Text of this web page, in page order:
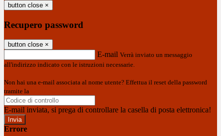
button close ×
Recupero password
button close ×
E-mail Verrà inviato un messaggio
all'indirizzo indicato con le istruzioni necessarie.
Non hai una e-mail associata al nome utente? Effettua il reset della password
tramite la
E-mail inviata, si prega di controllare la casella di posta elettronica!
Errore